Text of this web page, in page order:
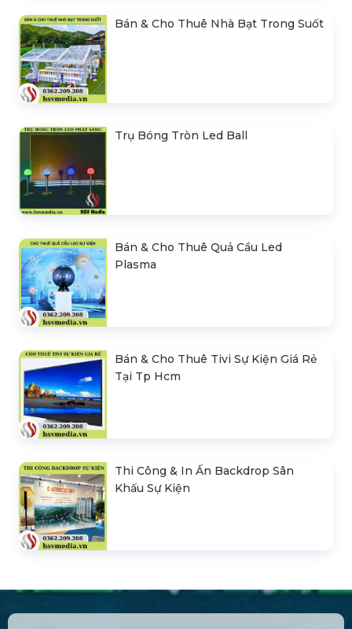
Bán & Cho Thuê Nhà Bạt Trong Suốt
Trụ Bóng Tròn Led Ball
Bán & Cho Thuê Quả Cầu Led
Plasma
Bán & Cho Thuê Tivi Sự Kiện Giá Rẻ
Tại Tp Hcm
Thi Công & In Ấn Backdrop Sân
Khấu Sự Kiện